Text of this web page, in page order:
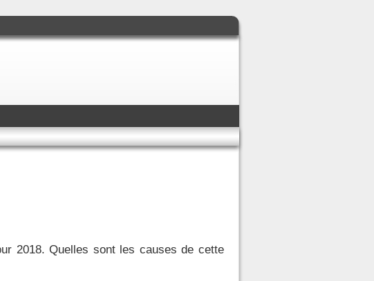
2018. Quelles sont les causes de cette